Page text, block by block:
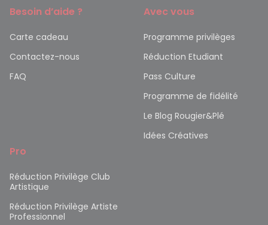
Besoin d’aide ?
Carte cadeau
Contactez-nous
FAQ
Avec vous
Programme privilèges
Réduction Etudiant
Pass Culture
Programme de fidélité
Le Blog Rougier&Plé
Idées Créatives
Pro
Réduction Privilège Club
Artistique
Réduction Privilège Artiste
Professionnel